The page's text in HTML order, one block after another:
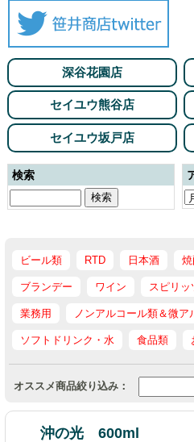
深谷花園店
セイユウ熊谷店
セイユウ坂戸店
検索
ビール類 RTD 日本酒
ブランデー ワイン スピリッ
業務用 ノンアルコール類＆微ア
ソフトドリンク・水 食品類
オススメ商品絞り込み：
沖の光 600ml